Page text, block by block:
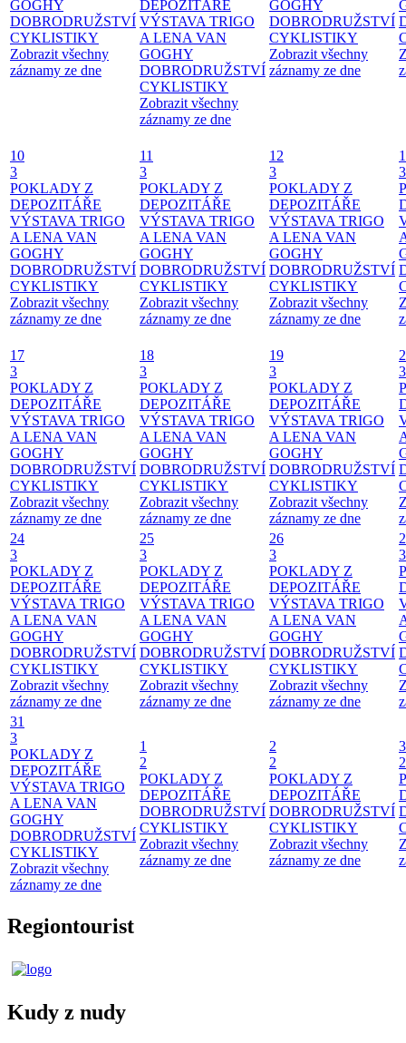
GOGHY
DOBRODRUŽSTVÍ
CYKLISTIKY
Zobrazit všechny
záznamy ze dne
DEPOZITÁŘE
VÝSTAVA TRIGO
A LENA VAN
GOGHY
DOBRODRUŽSTVÍ
CYKLISTIKY
Zobrazit všechny
záznamy ze dne
GOGHY
DOBRODRUŽSTVÍ
CYKLISTIKY
Zobrazit všechny
záznamy ze dne
10
3
POKLADY Z
DEPOZITÁŘE
VÝSTAVA TRIGO
A LENA VAN
GOGHY
DOBRODRUŽSTVÍ
CYKLISTIKY
Zobrazit všechny
záznamy ze dne
11
3
POKLADY Z
DEPOZITÁŘE
VÝSTAVA TRIGO
A LENA VAN
GOGHY
DOBRODRUŽSTVÍ
CYKLISTIKY
Zobrazit všechny
záznamy ze dne
12
3
POKLADY Z
DEPOZITÁŘE
VÝSTAVA TRIGO
A LENA VAN
GOGHY
DOBRODRUŽSTVÍ
CYKLISTIKY
Zobrazit všechny
záznamy ze dne
3
17
3
POKLADY Z
DEPOZITÁŘE
VÝSTAVA TRIGO
A LENA VAN
GOGHY
DOBRODRUŽSTVÍ
CYKLISTIKY
Zobrazit všechny
záznamy ze dne
18
3
POKLADY Z
DEPOZITÁŘE
VÝSTAVA TRIGO
A LENA VAN
GOGHY
DOBRODRUŽSTVÍ
CYKLISTIKY
Zobrazit všechny
záznamy ze dne
19
3
POKLADY Z
DEPOZITÁŘE
VÝSTAVA TRIGO
A LENA VAN
GOGHY
DOBRODRUŽSTVÍ
CYKLISTIKY
Zobrazit všechny
záznamy ze dne
3
24
3
POKLADY Z
DEPOZITÁŘE
VÝSTAVA TRIGO
A LENA VAN
GOGHY
DOBRODRUŽSTVÍ
CYKLISTIKY
Zobrazit všechny
záznamy ze dne
25
3
POKLADY Z
DEPOZITÁŘE
VÝSTAVA TRIGO
A LENA VAN
GOGHY
DOBRODRUŽSTVÍ
CYKLISTIKY
Zobrazit všechny
záznamy ze dne
26
3
POKLADY Z
DEPOZITÁŘE
VÝSTAVA TRIGO
A LENA VAN
GOGHY
DOBRODRUŽSTVÍ
CYKLISTIKY
Zobrazit všechny
záznamy ze dne
3
31
3
POKLADY Z
DEPOZITÁŘE
VÝSTAVA TRIGO
A LENA VAN
GOGHY
DOBRODRUŽSTVÍ
CYKLISTIKY
Zobrazit všechny
záznamy ze dne
1
2
POKLADY Z
DEPOZITÁŘE
DOBRODRUŽSTVÍ
CYKLISTIKY
Zobrazit všechny
záznamy ze dne
2
2
POKLADY Z
DEPOZITÁŘE
DOBRODRUŽSTVÍ
CYKLISTIKY
Zobrazit všechny
záznamy ze dne
3
2
Regiontourist
Kudy z nudy